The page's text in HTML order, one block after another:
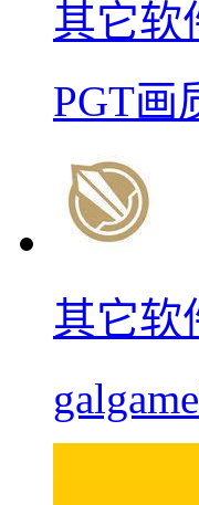
其它软
PGT画
其它软